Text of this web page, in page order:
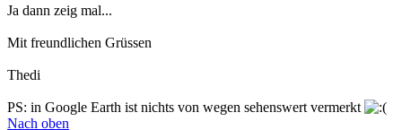
Ja dann zeig mal...
Mit freundlichen Grüssen
Thedi
PS: in Google Earth ist nichts von wegen sehenswert vermerkt
Nach oben